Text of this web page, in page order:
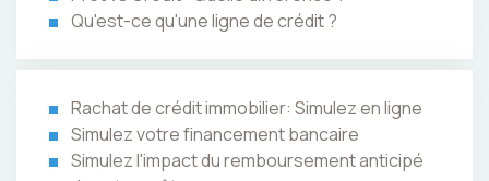
Qu'est-ce qu'une ligne de crédit ?
Rachat de crédit immobilier: Simulez en ligne
Simulez votre financement bancaire
Simulez l'impact du remboursement anticipé